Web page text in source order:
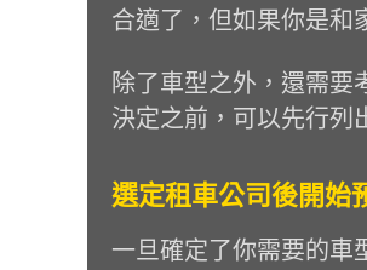
合適了，但如果你是和
除了車型之外，還需要
決定之前，可以先行列
選定租車公司後開始
一旦確定了你需要的車